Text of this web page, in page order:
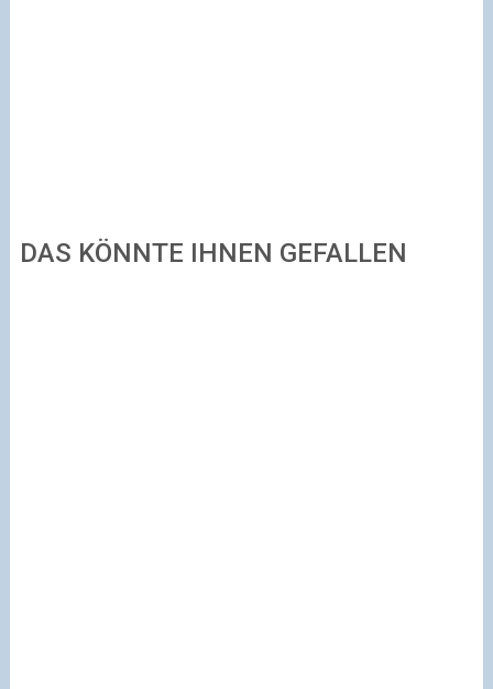
DAS KÖNNTE IHNEN GEFALLEN